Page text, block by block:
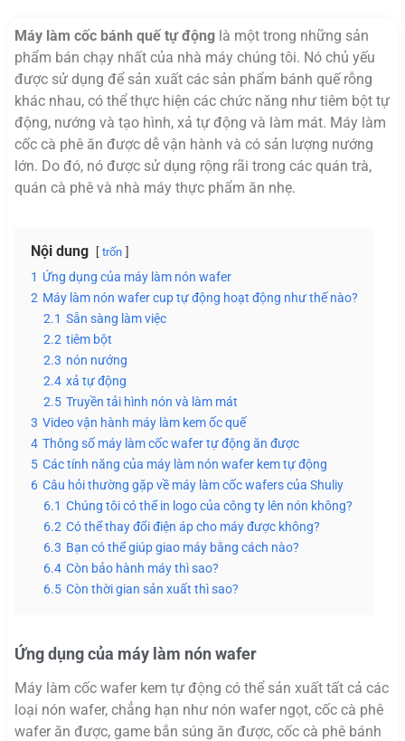
Máy làm cốc bánh quế tự động là một trong những sản
phẩm bán chạy nhất của nhà máy chúng tôi. Nó chủ yếu
được sử dụng để sản xuất các sản phẩm bánh quế rỗng
khác nhau, có thể thực hiện các chức năng như tiêm bột tự
động, nướng và tạo hình, xả tự động và làm mát. Máy làm
cốc cà phê ăn được dễ vận hành và có sản lượng nướng
lớn. Do đó, nó được sử dụng rộng rãi trong các quán trà,
quán cà phê và nhà máy thực phẩm ăn nhẹ.
Nội dung trốn
1 Ứng dụng của máy làm nón wafer
2 Máy làm nón wafer cup tự động hoạt động như thế nào?
2.1 Sẵn sàng làm việc
2.2 tiêm bột
2.3 nón nướng
2.4 xả tự động
2.5 Truyền tải hình nón và làm mát
3 Video vận hành máy làm kem ốc quế
4 Thông số máy làm cốc wafer tự động ăn được
5 Các tính năng của máy làm nón wafer kem tự động
6 Câu hỏi thường gặp về máy làm cốc wafers của Shuliy
6.1 Chúng tôi có thể in logo của công ty lên nón không?
6.2 Có thể thay đổi điện áp cho máy được không?
6.3 Bạn có thể giúp giao máy bằng cách nào?
6.4 Còn bảo hành máy thì sao?
6.5 Còn thời gian sản xuất thì sao?
Ứng dụng của máy làm nón wafer
Máy làm cốc wafer kem tự động có thể sản xuất tất cả các
loại nón wafer, chẳng hạn như nón wafer ngọt, cốc cà phê
wafer ăn được, game bắn súng ăn được, cốc cà phê bánh